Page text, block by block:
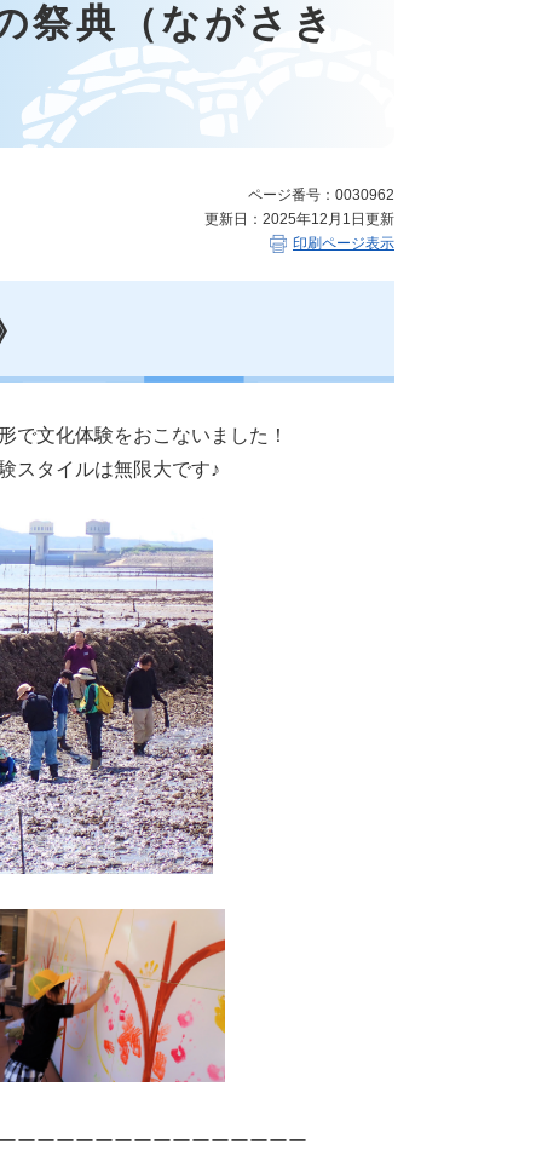
祭典（ながさき
ページ番号：0030962
更新日：2025年12月1日更新
印刷ページ表示
で文化体験をおこないました！
スタイルは無限大です♪
ーーーーーーーーーーーーーーー